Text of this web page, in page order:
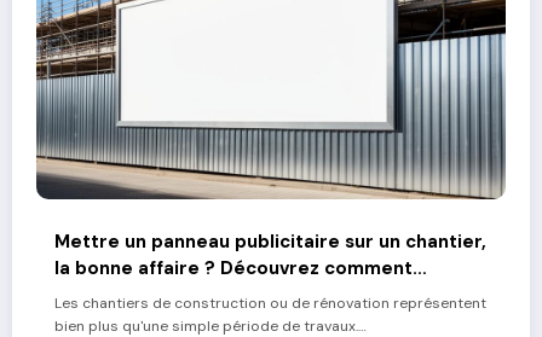
Mettre un panneau publicitaire sur un chantier,
la bonne affaire ? Découvrez comment
rentabiliser vos travaux
Les chantiers de construction ou de rénovation représentent
bien plus qu'une simple période de travaux.…